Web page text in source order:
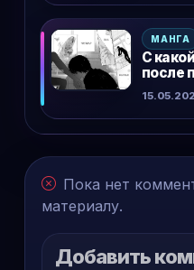
МАНГА
С
после
Пока нет
материалу.
Добавить